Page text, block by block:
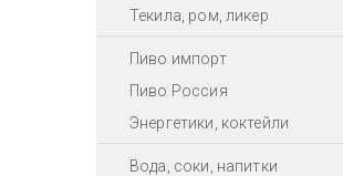
Текила, ром, ликер
Пиво импорт
Пиво Россия
Энергетики, коктейли
Вода, соки, напитки